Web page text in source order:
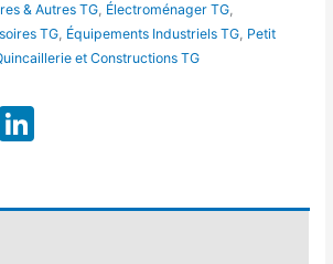
& Autres TG, Électroménager TG,
TG, Équipements Industriels TG, Petit
et Constructions TG
WhatsApp